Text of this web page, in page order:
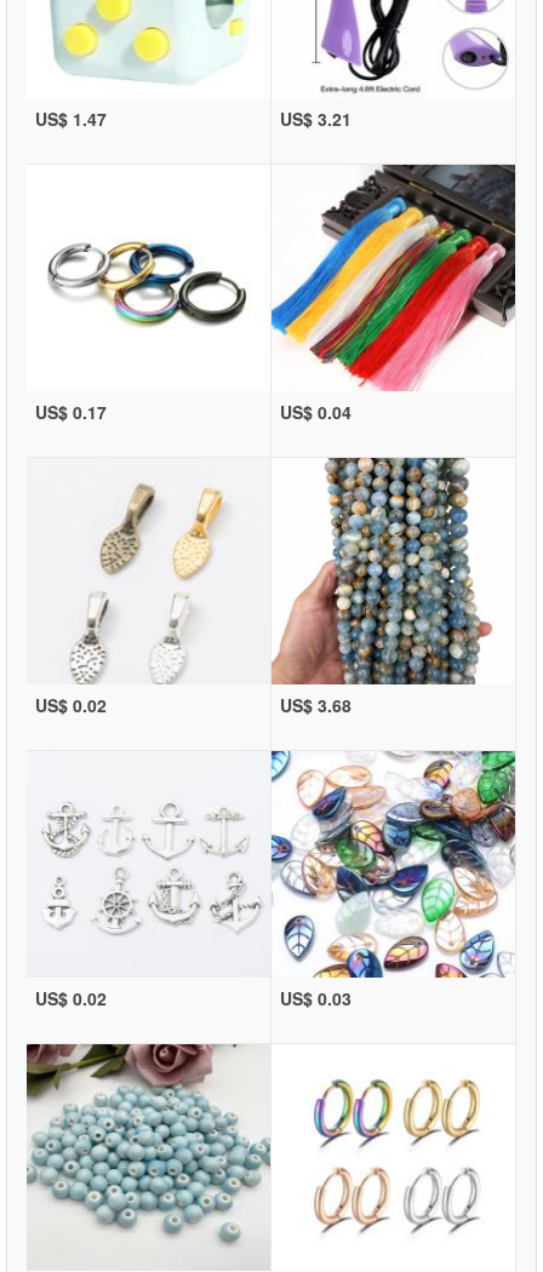
US$ 1.47 US$ 3.21
US$ 0.17 US$ 0.04
US$ 0.02 US$ 3.68
US$ 0.02 US$ 0.03